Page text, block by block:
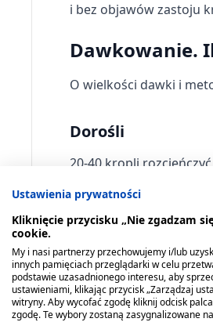
i bez objawów zastoju
Dawkowanie.
O wielkości dawki i
Dorośli
20-40 kropli
Dopuszczalne jest
Młodzież w wieku
15–25 kropli
Ustawienia prywatności
Kliknięcie przycisku „Nie zgadzam
cookie.
My i nasi partnerzy przechowujemy i/lub
innych pamięciach przeglądarki w celu
podstawie uzasadnionego interesu, aby
ustawieniami, klikając przycisk „Zarządzaj
witryny. Aby wycofać zgodę kliknij odcisk
zgodę. Te wybory zostaną zasygnalizowane